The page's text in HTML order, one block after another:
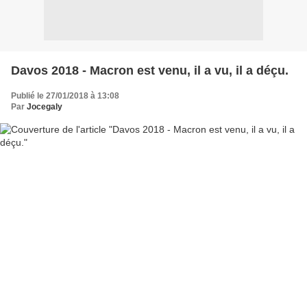
Davos 2018 - Macron est venu, il a vu, il a déçu.
Publié le 27/01/2018 à 13:08
Par Jocegaly